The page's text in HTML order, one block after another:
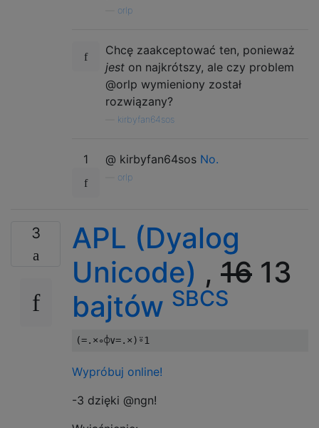
orlp
Chcę zaakceptować ten, ponieważ
jest on najkrótszy, ale czy problem
@orlp wymieniony został
rozwiązany?
kirbyfan64sos
1 @ kirbyfan64sos No.
orlp
3
APL (Dyalog
Unicode) , 16 13
bajtów SBCS
(=.×∘⌽∨=.×)⍤1
Wypróbuj online!
-3 dzięki @ngn!